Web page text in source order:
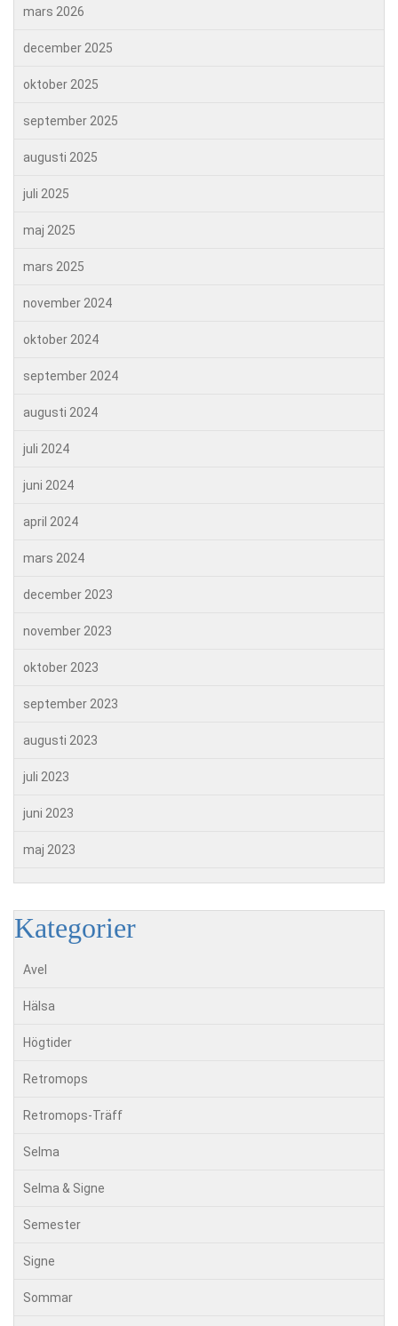
mars 2026
december 2025
oktober 2025
september 2025
augusti 2025
juli 2025
maj 2025
mars 2025
november 2024
oktober 2024
september 2024
augusti 2024
juli 2024
juni 2024
april 2024
mars 2024
december 2023
november 2023
oktober 2023
september 2023
augusti 2023
juli 2023
juni 2023
maj 2023
Kategorier
Avel
Hälsa
Högtider
Retromops
Retromops-Träff
Selma
Selma & Signe
Semester
Signe
Sommar